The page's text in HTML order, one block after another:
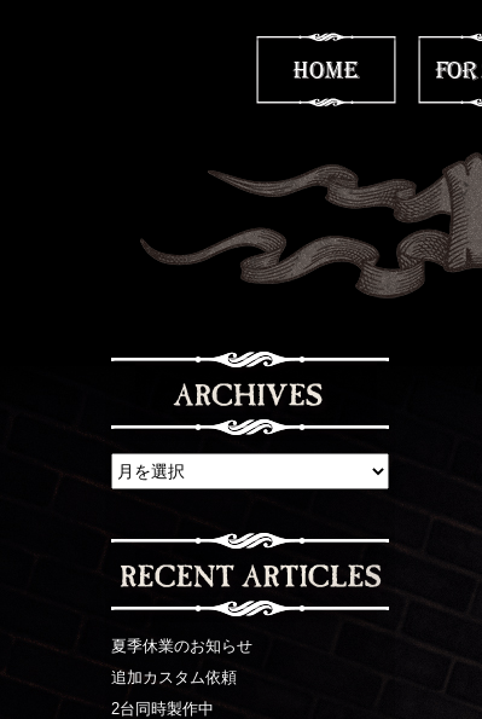
夏季休業のお知らせ
追加カスタム依頼
2台同時製作中